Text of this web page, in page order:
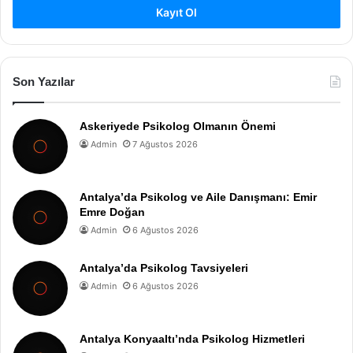
Kayıt Ol
Son Yazılar
Askeriyede Psikolog Olmanın Önemi
Admin 7 Ağustos 2026
Antalya’da Psikolog ve Aile Danışmanı: Emir
Emre Doğan
Admin 6 Ağustos 2026
Antalya’da Psikolog Tavsiyeleri
Admin 6 Ağustos 2026
Antalya Konyaaltı’nda Psikolog Hizmetleri